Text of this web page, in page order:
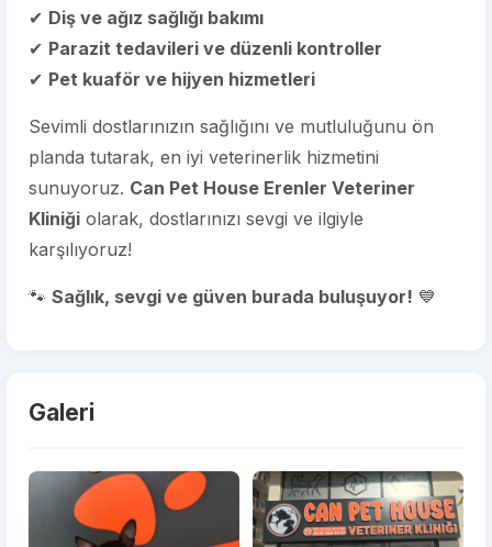
✔ Diş ve ağız sağlığı bakımı
✔ Parazit tedavileri ve düzenli kontroller
✔ Pet kuaför ve hijyen hizmetleri
Sevimli dostlarınızın sağlığını ve mutluluğunu ön
planda tutarak, en iyi veterinerlik hizmetini
sunuyoruz. Can Pet House Erenler Veteriner
Kliniği olarak, dostlarınızı sevgi ve ilgiyle
karşılıyoruz!
🐾 Sağlık, sevgi ve güven burada buluşuyor! 💙
Galeri